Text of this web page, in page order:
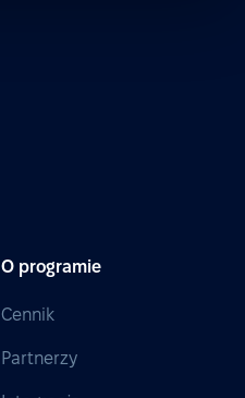
O programie
Cennik
Partnerzy